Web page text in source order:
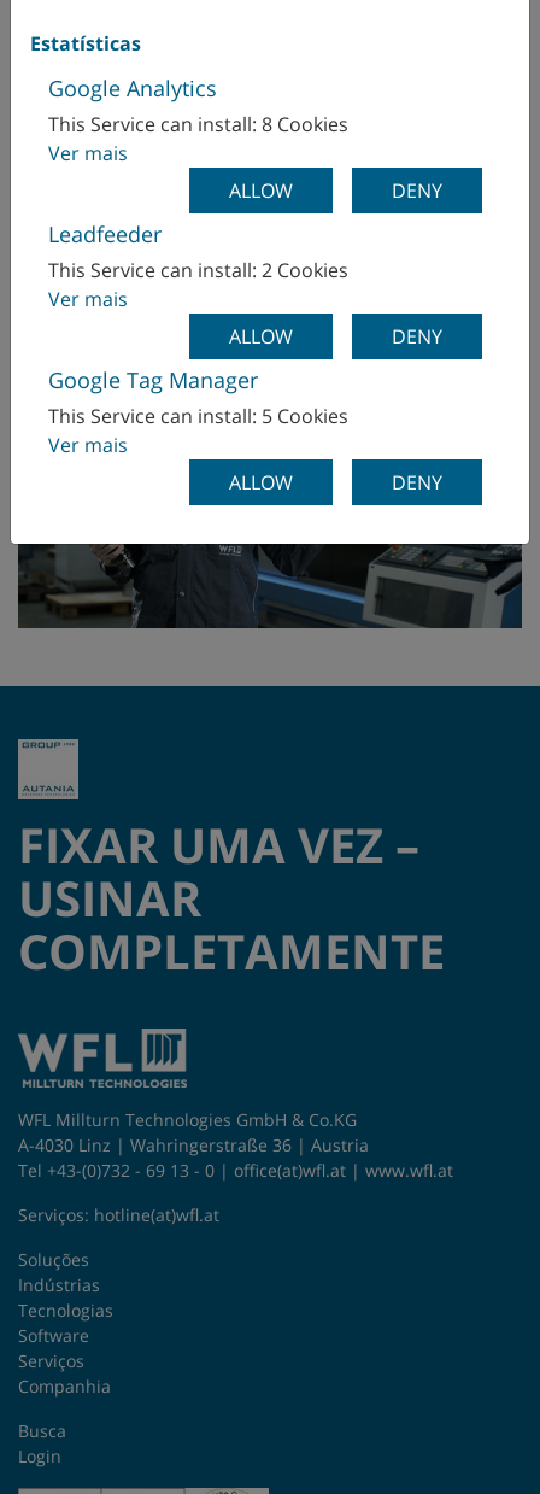
Empregados
Atuais:
Relação de
Venham nos conhecer ...
FIXAR UMA VEZ –
USINAR
COMPLETAMENTE
WFL Millturn Technologies GmbH & Co.KG
A-4030 Linz | Wahringerstraße 36 | Austria
Tel +43-(0)732 - 69 13 - 0 | office(at)wfl.at | www.wfl.at
Serviços: hotline(at)wfl.at
Soluções
Indústrias
Tecnologias
Software
Serviços
Companhia
Busca
Login
Estatísticas
Google Analytics
This Service can install: 8 Cookies
Ver mais
ALLOW
DENY
Leadfeeder
This Service can install: 2 Cookies
Ver mais
ALLOW
DENY
Google Tag Manager
This Service can install: 5 Cookies
Ver mais
ALLOW
DENY